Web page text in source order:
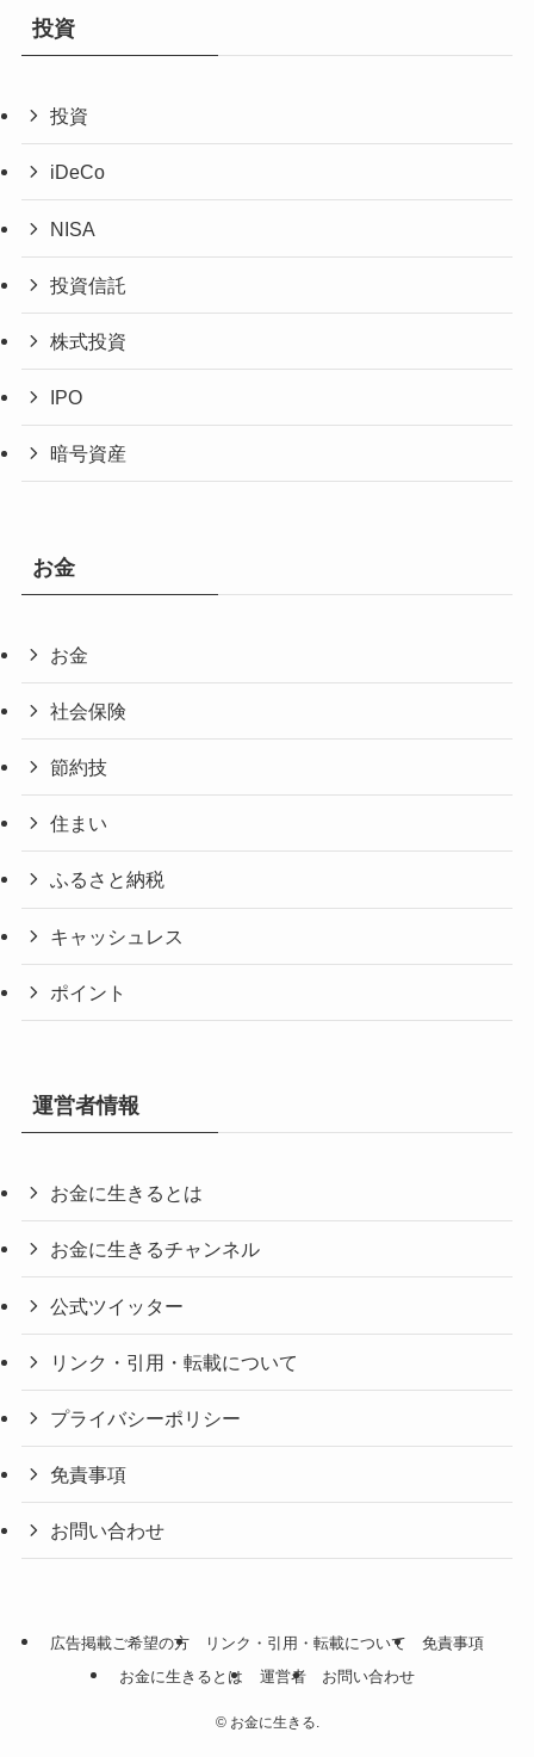
投資
投資
iDeCo
NISA
投資信託
株式投資
IPO
暗号資産
お金
お金
社会保険
節約技
住まい
ふるさと納税
キャッシュレス
ポイント
運営者情報
お金に生きるとは
お金に生きるチャンネル
公式ツイッター
リンク・引用・転載について
プライバシーポリシー
免責事項
お問い合わせ
広告掲載ご希望の方 リンク・引用・転載について
免責事項
お金に生きるとは
運営者 お問い合わせ
©お金に生きる.